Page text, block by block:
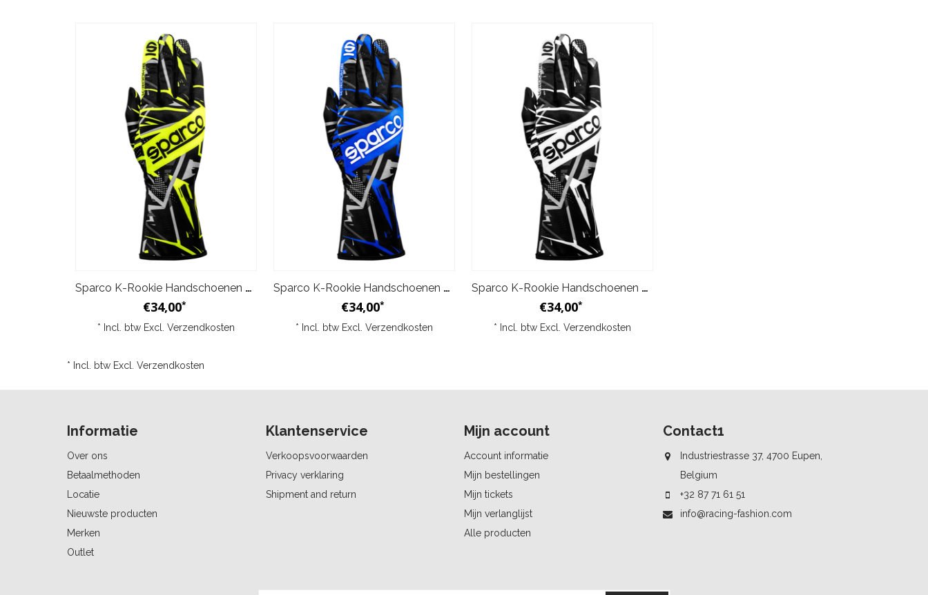
Sparco K-Rookie Handschoenen Zwart Geel
€34,00*
* Incl. btw Excl. Verzendkosten
Sparco K-Rookie Handschoenen Zwart Blauw
€34,00*
* Incl. btw Excl. Verzendkosten
Sparco K-Rookie Handschoenen Zwart Wit Adult & Junior
€34,00*
* Incl. btw Excl. Verzendkosten
* Incl. btw Excl. Verzendkosten
Informatie
Over ons
Betaalmethoden
Locatie
Nieuwste producten
Merken
Outlet
Klantenservice
Verkoopsvoorwaarden
Privacy verklaring
Shipment and return
Mijn account
Account informatie
Mijn bestellingen
Mijn tickets
Mijn verlanglijst
Alle producten
Contact1
Industriestrasse 37, 4700 Eupen,
Belgium
+32 87 71 61 51
info@racing-fashion.com